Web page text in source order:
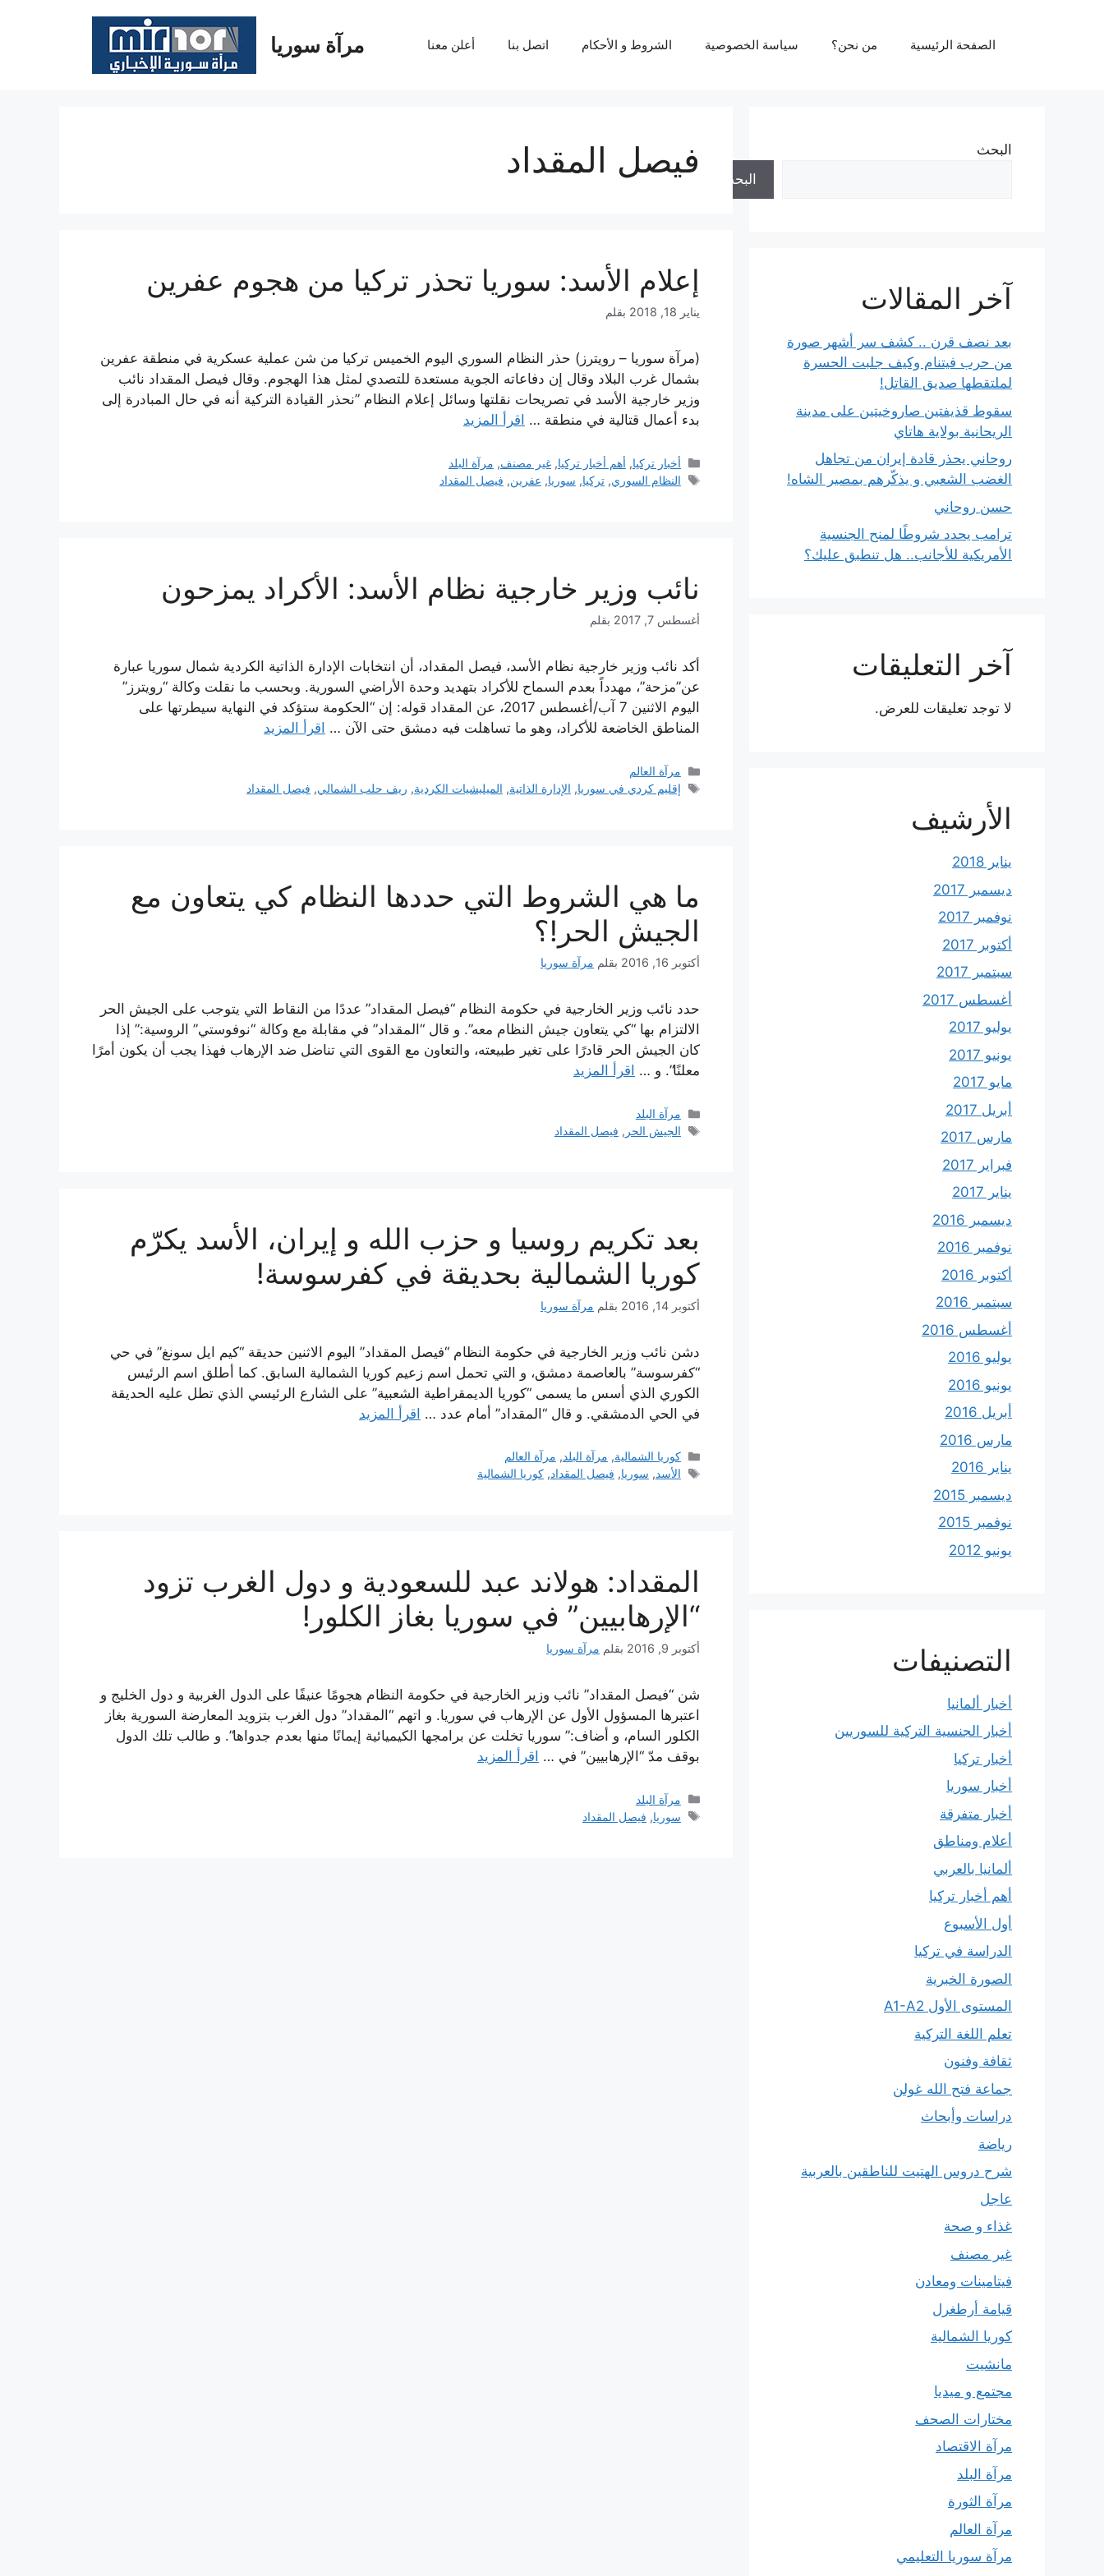
مرآة سوريا الصفحة الرئيسية من نحن؟ سياسة الخصوصية الشروط و الأحكام اتصل بنا أعلن معنا
فيصل المقداد
إعلام الأسد: سوريا تحذر تركيا من هجوم عفرين
يناير 18, 2018 بقلم
(مرآة سوريا – رويترز) حذر النظام السوري اليوم الخميس تركيا من شن عملية عسكرية في منطقة عفرين
بشمال غرب البلاد وقال إن دفاعاته الجوية مستعدة للتصدي لمثل هذا الهجوم. وقال فيصل المقداد نائب
وزير خارجية الأسد في تصريحات نقلتها وسائل إعلام النظام ”نحذر القيادة التركية أنه في حال المبادرة إلى
بدء أعمال قتالية في منطقة … اقرأ المزيد
التصنيفات
أخبار تركيا, أهم أخبار تركيا,غير مصنف, مرآة البلد
الوسوم
النظام السوري,تركيا, سوريا, عفرين, فيصل المقداد
نائب وزير خارجية نظام الأسد: الأكراد يمزحون
أغسطس 7, 2017 بقلم
أكد نائب وزير خارجية نظام الأسد، فيصل المقداد، أن انتخابات الإدارة الذاتية الكردية شمال سوريا عبارة
عن”مزحة”، مهدداً بعدم السماح للأكراد بتهديد وحدة الأراضي السورية. وبحسب ما نقلت وكالة “رويترز”
اليوم الاثنين 7 آب/أغسطس 2017، عن المقداد قوله: إن “الحكومة ستؤكد في النهاية سيطرتها على
المناطق الخاضعة للأكراد، وهو ما تساهلت فيه دمشق حتى الآن … اقرأ المزيد
التصنيفات
مرآة العالم
الوسوم
إقليم كردي في سوريا, الإدارة الذاتية, الميليشيات الكردية, ريف حلب الشمالي, فيصل المقداد
ما هي الشروط التي حددها النظام كي يتعاون مع
الجيش الحر!؟
أكتوبر 16, 2016 بقلم مرآة سوريا
حدد نائب وزير الخارجية في حكومة النظام “فيصل المقداد” عددًا من النقاط التي يتوجب على الجيش الحر
الالتزام بها “كي يتعاون جيش النظام معه”. و قال “المقداد” في مقابلة مع وكالة “نوفوستي” الروسية:” إذا
كان الجيش الحر قادرًا على تغير طبيعته، والتعاون مع القوى التي تناضل ضد الإرهاب فهذا يجب أن يكون أمرًا
معلنًا”. و … اقرأ المزيد
التصنيفات
مرآة البلد
الوسوم
الجيش الحر , فيصل المقداد
بعد تكريم روسيا و حزب الله و إيران، الأسد يكرّم
كوريا الشمالية بحديقة في كفرسوسة!
أكتوبر 14, 2016 بقلم مرآة سوريا
دشن نائب وزير الخارجية في حكومة النظام “فيصل المقداد” اليوم الاثنين حديقة “كيم ايل سونغ” في حي
“كفرسوسة” بالعاصمة دمشق، و التي تحمل اسم زعيم كوريا الشمالية السابق. كما أطلق اسم الرئيس
الكوري الذي أسس ما يسمى “كوريا الديمقراطية الشعبية” على الشارع الرئيسي الذي تطل عليه الحديقة
في الحي الدمشقي. و قال “المقداد” أمام عدد … اقرأ المزيد
التصنيفات
كوريا الشمالية, مرآة البلد, مرآة العالم
الوسوم
الأسد, سوريا, فيصل المقداد,كوريا الشمالية
المقداد: هولاند عبد للسعودية و دول الغرب تزود
“الإرهابيين” في سوريا بغاز الكلور!
أكتوبر 9, 2016 بقلم مرآة سوريا
شن “فيصل المقداد” نائب وزير الخارجية في حكومة النظام هجومًا عنيفًا على الدول الغربية و دول الخليج و
اعتبرها المسؤول الأول عن الإرهاب في سوريا. و اتهم “المقداد” دول الغرب بتزويد المعارضة السورية بغاز
الكلور السام، و أضاف:” سوريا تخلت عن برامجها الكيميائية إيمانًا منها بعدم جدواها”. و طالب تلك الدول
بوقف مدّ “الإرهابيين” في … اقرأ المزيد
التصنيفات
مرآة البلد
الوسوم
سوريا, فيصل المقداد
البحث
البحث
آخر المقالات
بعد نصف قرن .. كشف سر أشهر صورة
من حرب فيتنام وكيف جلبت الحسرة
لملتقطها صديق القاتل!
سقوط قذيفتين صاروخيتين على مدينة
الريحانية بولاية هاتاي
روحاني يحذر قادة إيران من تجاهل
الغضب الشعبي و يذكّرهم بمصير الشاه!
حسن روحاني
ترامب يحدد شروطًا لمنح الجنسية
الأمريكية للأجانب.. هل تنطبق عليك؟
آخر التعليقات
لا توجد تعليقات للعرض.
الأرشيف
يناير 2018
ديسمبر 2017
نوفمبر 2017
أكتوبر 2017
سبتمبر 2017
أغسطس 2017
يوليو 2017
يونيو 2017
مايو 2017
أبريل 2017
مارس 2017
فبراير 2017
يناير 2017
ديسمبر 2016
نوفمبر 2016
أكتوبر 2016
سبتمبر 2016
أغسطس 2016
يوليو 2016
يونيو 2016
أبريل 2016
مارس 2016
يناير 2016
ديسمبر 2015
نوفمبر 2015
يونيو 2012
التصنيفات
أخبار ألمانيا
أخبار الجنسية التركية للسوريين
أخبار تركيا
أخبار سوريا
أخبار متفرقة
أعلام ومناطق
ألمانيا بالعربي
أهم أخبار تركيا
أول الأسبوع
الدراسة في تركيا
الصورة الخبرية
المستوى الأول A1-A2
تعلم اللغة التركية
ثقافة وفنون
جماعة فتح الله غولن
دراسات وأبحاث
رياضة
شرح دروس الهتيت للناطقين بالعربية
عاجل
غذاء و صحة
غير مصنف
فيتامينات ومعادن
قيامة أرطغرل
كوريا الشمالية
مانشيت
مجتمع و ميديا
مختارات الصحف
مرآة الاقتصاد
مرآة البلد
مرآة الثورة
مرآة العالم
مرآة سوريا التعليمي